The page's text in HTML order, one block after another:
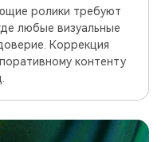
ролики требуют
любые визуальные
Коррекция
контенту